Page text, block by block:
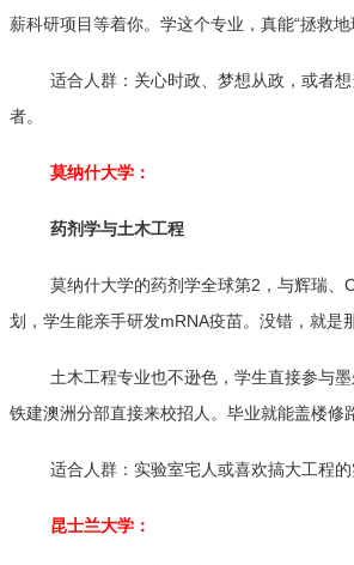
薪科研项目等着你。学这个专业，真能“拯救地
适合人群：关心时政、梦想从政，或者
者。
莫纳什大学：
药剂学与土木工程
莫纳什大学的药剂学全球第2，与辉瑞、
划，学生能亲手研发mRNA疫苗。没错，就是
土木工程专业也不逊色，学生直接参与
铁建澳洲分部直接来校招人。毕业就能盖楼修
适合人群：实验室宅人或喜欢搞大工程的
昆士兰大学：